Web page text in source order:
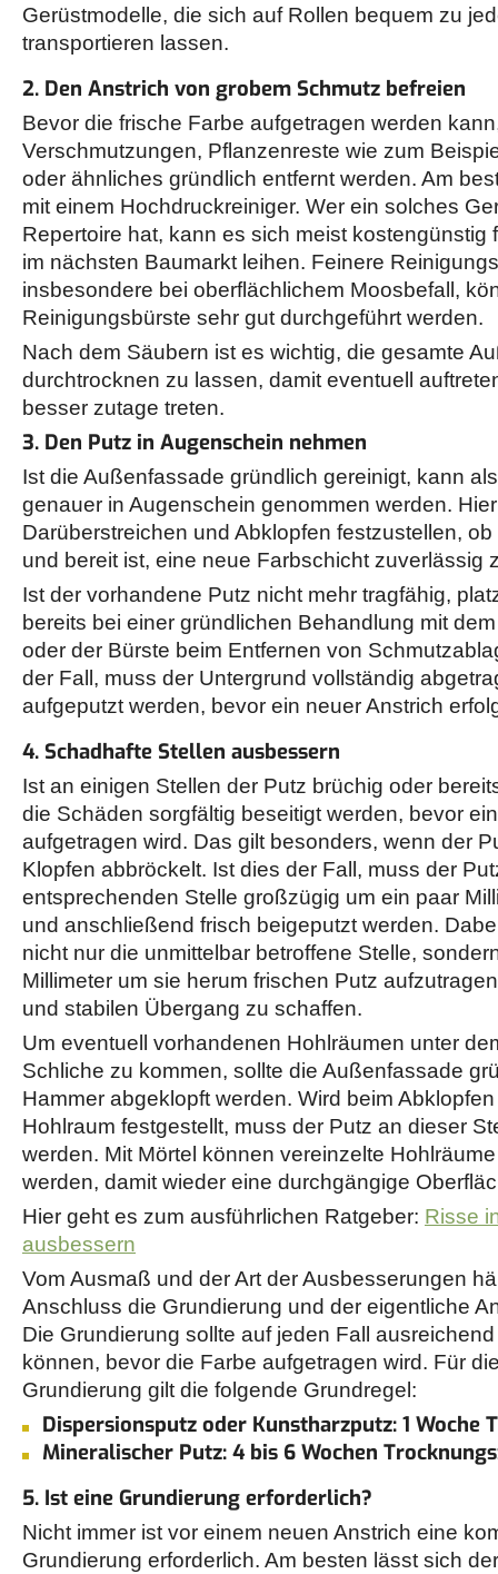
Gerüstmodelle, die sich auf Rollen bequem zu
transportieren lassen.
2. Den Anstrich von grobem Schmutz befreien
Bevor die frische Farbe aufgetragen werden
Verschmutzungen, Pflanzenreste wie zum
oder ähnliches gründlich entfernt werden. Am
mit einem Hochdruckreiniger. Wer ein solches
Repertoire hat, kann es sich meist kostengünstig
im nächsten Baumarkt leihen. Feinere
insbesondere bei oberflächlichem Moosbefall,
Reinigungsbürste sehr gut durchgeführt werden.
Nach dem Säubern ist es wichtig, die gesamte
durchtrocknen zu lassen, damit eventuell
besser zutage treten.
3. Den Putz in Augenschein nehmen
Ist die Außenfassade gründlich gereinigt, kann
genauer in Augenschein genommen werden.
Darüberstreichen und Abklopfen festzustellen,
und bereit ist, eine neue Farbschicht zuverlässig
Ist der vorhandene Putz nicht mehr tragfähig,
bereits bei einer gründlichen Behandlung mit
oder der Bürste beim Entfernen von
der Fall, muss der Untergrund vollständig
aufgeputzt werden, bevor ein neuer Anstrich
4. Schadhafte Stellen ausbessern
Ist an einigen Stellen der Putz brüchig oder
die Schäden sorgfältig beseitigt werden, bevor
aufgetragen wird. Das gilt besonders, wenn der
Klopfen abbröckelt. Ist dies der Fall, muss der
entsprechenden Stelle großzügig um ein paar
und anschließend frisch beigeputzt werden.
nicht nur die unmittelbar betroffene Stelle,
Millimeter um sie herum frischen Putz
und stabilen Übergang zu schaffen.
Um eventuell vorhandenen Hohlräumen unter
Schliche zu kommen, sollte die Außenfassade
Hammer abgeklopft werden. Wird beim
Hohlraum festgestellt, muss der Putz an dieser
werden. Mit Mörtel können vereinzelte
werden, damit wieder eine durchgängige
Hier geht es zum ausführlichen Ratgeber: Risse
ausbessern
Vom Ausmaß und der Art der Ausbesserungen
Anschluss die Grundierung und der eigentliche
Die Grundierung sollte auf jeden Fall
können, bevor die Farbe aufgetragen wird. Für
Grundierung gilt die folgende Grundregel:
Dispersionsputz oder Kunstharzputz: 1 Woche
Mineralischer Putz: 4 bis 6 Wochen
5. Ist eine Grundierung erforderlich?
Nicht immer ist vor einem neuen Anstrich eine
Grundierung erforderlich. Am besten lässt sich